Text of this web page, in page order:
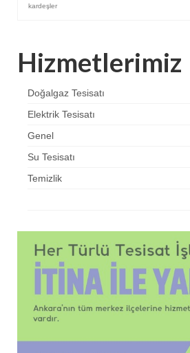
kardeşler
Hizmetlerimiz
Doğalgaz Tesisatı
Elektrik Tesisatı
Genel
Su Tesisatı
Temizlik